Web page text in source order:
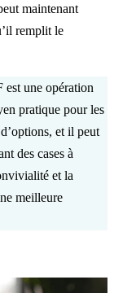
maintenant
remplit le
est une opération
pratique pour les
et il peut
des cases à
et la
meilleure